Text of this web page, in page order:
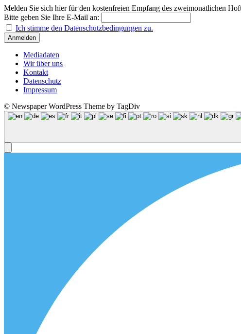
Melden Sie sich hier für den kostenfreien Empfang des zweimonatlichen
Bitte geben Sie Ihre E-Mail an:
Ich stimme den Datenschutzbedingungen zu.
Mediadaten
Wir über uns
Kontakt
Datenschutz
Impressum
© Newspaper WordPress Theme by TagDiv